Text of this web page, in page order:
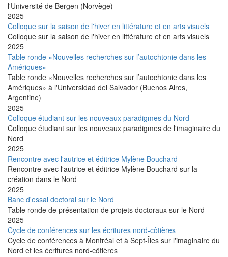
l'Université de Bergen (Norvège)
2025
Colloque sur la saison de l'hiver en littérature et en arts visuels
Colloque sur la saison de l'hiver en littérature et en arts visuels
2025
Table ronde «Nouvelles recherches sur l’autochtonie dans les
Amériques»
Table ronde «Nouvelles recherches sur l’autochtonie dans les
Amériques» à l'Universidad del Salvador (Buenos Aires,
Argentine)
2025
Colloque étudiant sur les nouveaux paradigmes du Nord
Colloque étudiant sur les nouveaux paradigmes de l'imaginaire du
Nord
2025
Rencontre avec l'autrice et éditrice Mylène Bouchard
Rencontre avec l'autrice et éditrice Mylène Bouchard sur la
création dans le Nord
2025
Banc d'essai doctoral sur le Nord
Table ronde de présentation de projets doctoraux sur le Nord
2025
Cycle de conférences sur les écritures nord-côtières
Cycle de conférences à Montréal et à Sept-Îles sur l'imaginaire du
Nord et les écritures nord-côtières